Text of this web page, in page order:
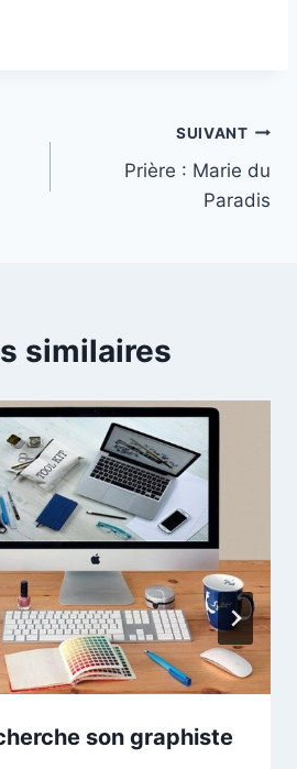
SUIVANT
Prière : Marie du
Paradis
similaires
son graphiste